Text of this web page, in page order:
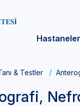
Hastaneler
& Testler